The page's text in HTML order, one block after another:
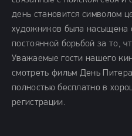
день становится символом
художников была насыщена
постоянной борьбой за то,
Уважаемые гости нашего
смотреть фильм День
полностью бесплатно в
регистрации.